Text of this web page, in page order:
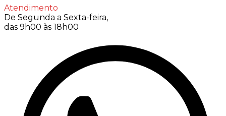
Atendimento
De Segunda a Sexta-feira,
das 9h00 às 18h00